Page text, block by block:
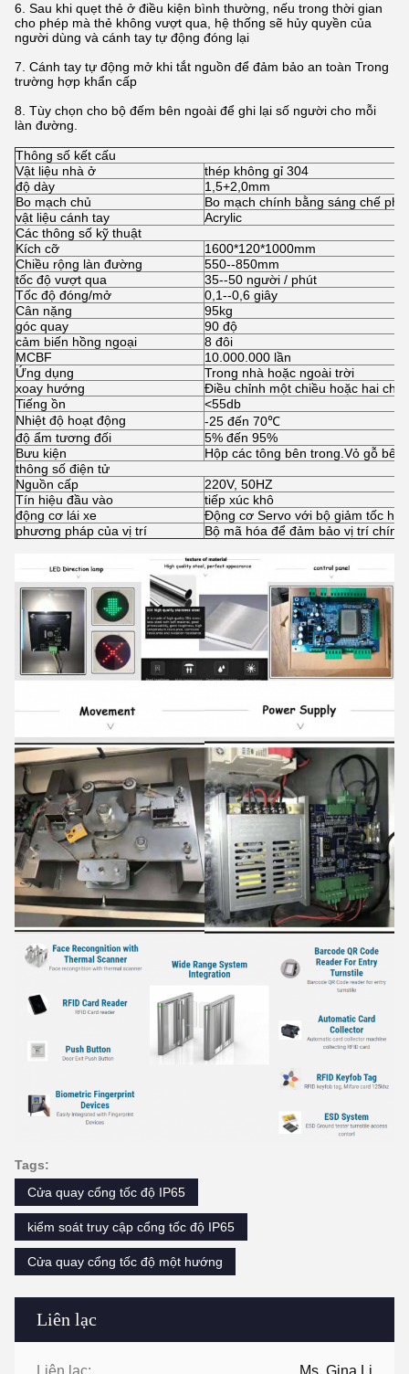
Liên lạc
6. Sau khi quẹt thẻ ở điều kiện bình thường, nếu trong thời gian
cho phép mà thẻ không vượt qua, hệ thống sẽ hủy quyền của
người dùng và cánh tay tự động đóng lại
7. Cánh tay tự động mở khi tắt nguồn để đảm bảo an toàn Trong
trường hợp khẩn cấp
8. Tùy chọn cho bộ đếm bên ngoài để ghi lại số người cho mỗi
làn đường.
Thông số kết cấu
Vật liệu nhà ở
thép không gỉ 304
độ dày
1,5+2,0mm
Bo mạch chủ
Bo mạch chính bằng sáng chế
vật liệu cánh tay
Acrylic
Các thông số kỹ thuật
Kích cỡ
1600*120*1000mm
Chiều rộng làn đường
550--850mm
tốc độ vượt qua
35--50 người / phút
Tốc độ đóng/mở
0,1--0,6 giây
Cân nặng
95kg
góc quay
90 độ
cảm biến hồng ngoại
8 đôi
MCBF
10.000.000 lần
Ứng dụng
Trong nhà hoặc ngoài trời
xoay hướng
Điều chỉnh một chiều hoặc hai
Tiếng ồn
<55db
Nhiệt độ hoạt động
-25 đến 70℃
độ ẩm tương đối
5% đến 95%
Bưu kiện
Hộp các tông bên trong.Vỏ gỗ bên
thông số điện tử
Nguồn cấp
220V, 50HZ
Tín hiệu đầu vào
tiếp xúc khô
động cơ lái xe
Động cơ Servo với bộ giảm tốc
phương pháp của vị trí
Bộ mã hóa để đảm bảo vị trí chính
Tags:
Cửa quay cổng tốc độ IP65
kiểm soát truy cập cổng tốc độ IP65
Cửa quay cổng tốc độ một hướng